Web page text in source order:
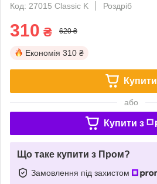
Код: 27015 Classic K
Роздріб
310 ₴ 620 ₴
Економія 310 ₴
Купити
або
Купити з
Що таке купити з Пром?
Замовлення під захистом